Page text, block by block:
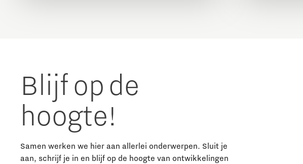
Blijf op de
hoogte!
Samen werken we hier aan allerlei onderwerpen. Sluit je
aan, schrijf je in en blijf op de hoogte van ontwikkelingen